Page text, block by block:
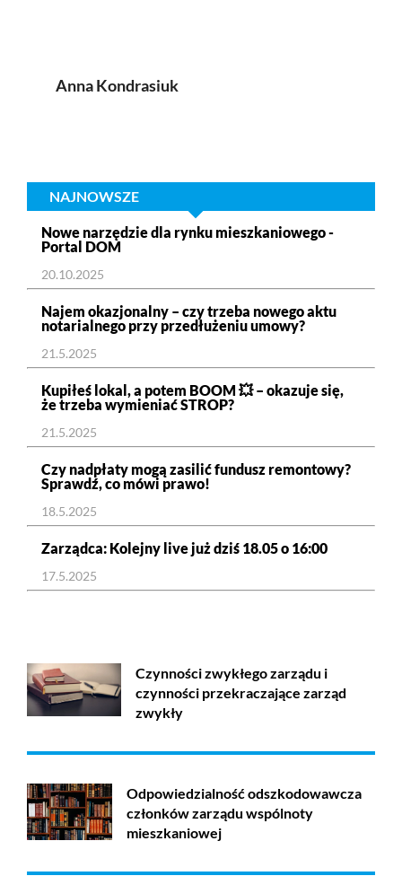
Anna Kondrasiuk
NAJNOWSZE
Nowe narzędzie dla rynku mieszkaniowego -
Portal DOM
20.10.2025
Najem okazjonalny – czy trzeba nowego aktu
notarialnego przy przedłużeniu umowy?
21.5.2025
Kupiłeś lokal, a potem BOOM 💥 – okazuje się,
że trzeba wymieniać STROP?
21.5.2025
Czy nadpłaty mogą zasilić fundusz remontowy?
Sprawdź, co mówi prawo!
18.5.2025
Zarządca: Kolejny live już dziś 18.05 o 16:00
17.5.2025
Czynności zwykłego zarządu i
czynności przekraczające zarząd
zwykły
Odpowiedzialność odszkodowawcza
członków zarządu wspólnoty
mieszkaniowej